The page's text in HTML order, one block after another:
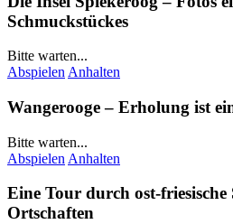
Schmuckstückes
Bitte warten...
Abspielen Anhalten
Wangerooge– Erholung ist
Bitte warten...
Abspielen Anhalten
Eine Tour durch ost-friesische
Ortschaften